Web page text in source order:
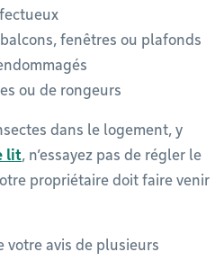
fenêtres ou plafonds
ou de rongeurs
dans le logement, y
lit, n’essayez pas de régler le
propriétaire doit faire venir
votre avis de plusieurs